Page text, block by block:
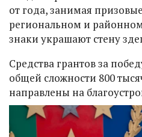
от года, занимая
региональном и
знаки украшают стену
Средства грантов за
общей сложности 800
направлены на